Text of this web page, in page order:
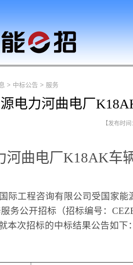
> 中标公告 > 服务
源电力河曲电厂
【发布时
河曲电厂K18AK车
际工程咨询有限公司受国家能
务公开招标（招标编号：
本次招标的中标结果公告如下：